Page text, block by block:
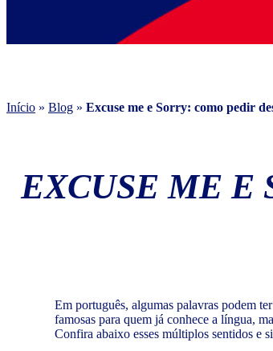
Início » Blog » Excuse me e Sorry: como pedir
EXCUSE ME E
Em português, algumas palavras podem
famosas para quem já conhece a língua,
Confira abaixo esses múltiplos sentidos e